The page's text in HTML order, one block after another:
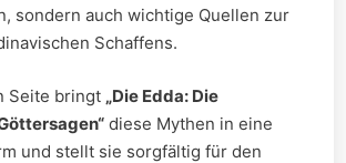
sondern auch wichtige Quellen zur
Schaffens.
Seite bringt „Die Edda: Die
diese Mythen in eine
und stellt sie sorgfältig für den